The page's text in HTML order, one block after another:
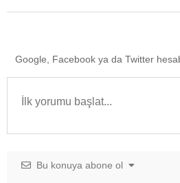
Google, Facebook ya da Twitter
Bu konuya abone ol